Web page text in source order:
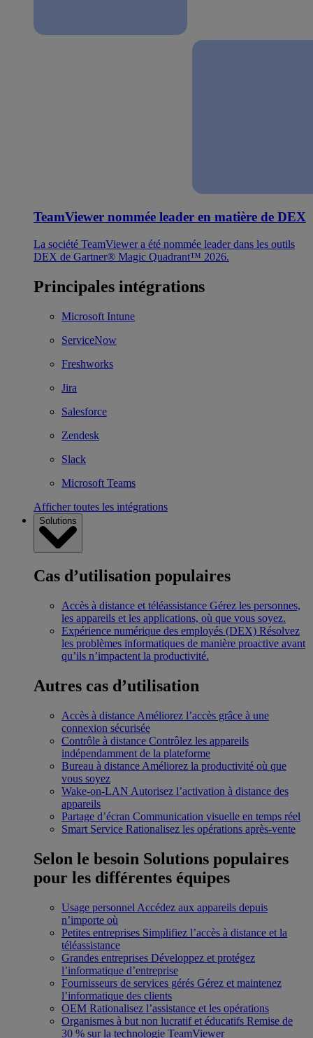
TeamViewer nommée leader en matière de DEX
La société TeamViewer a été nommée leader dans les outils
DEX de Gartner® Magic Quadrant™ 2026.
Principales intégrations
Microsoft Intune
ServiceNow
Freshworks
Jira
Salesforce
Zendesk
Slack
Microsoft Teams
Afficher toutes les intégrations
Solutions
Cas d’utilisation populaires
Accès à distance et téléassistance Gérez les personnes,
les appareils et les applications, où que vous soyez.
Expérience numérique des employés (DEX) Résolvez
les problèmes informatiques de manière proactive avant
qu’ils n’impactent la productivité.
Autres cas d’utilisation
Accès à distance Améliorez l’accès grâce à une
connexion sécurisée
Contrôle à distance Contrôlez les appareils
indépendamment de la plateforme
Bureau à distance Améliorez la productivité où que
vous soyez
Wake-on-LAN Autorisez l’activation à distance des
appareils
Partage d’écran Communication visuelle en temps réel
Smart Service Rationalisez les opérations après-vente
Selon le besoin Solutions populaires
pour les différentes équipes
Usage personnel Accédez aux appareils depuis
n’importe où
Petites entreprises Simplifiez l’accès à distance et la
téléassistance
Grandes entreprises Développez et protégez
l’informatique d’entreprise
Fournisseurs de services gérés Gérez et maintenez
l’informatique des clients
OEM Rationalisez l’assistance et les opérations
Organismes à but non lucratif et éducatifs Remise de
30 % sur la technologie TeamViewer